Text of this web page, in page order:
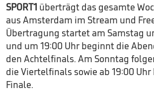
SPORT1 überträgt das gesamte
aus Amsterdam im Stream und
Übertragung startet am Samstag
und um 19:00 Uhr beginnt die
den Achtelfinals. Am Sonntag
die Viertelfinals sowie ab 19:00
Finale.